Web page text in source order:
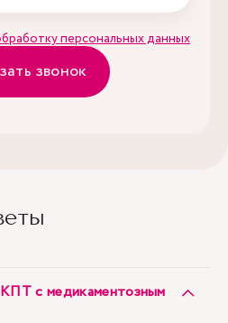
персональных данных
звонок
с медикаментозным